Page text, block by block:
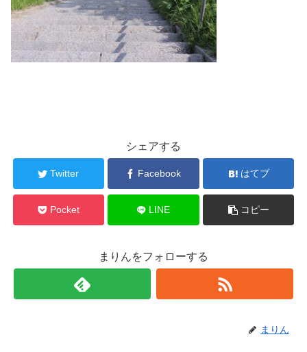
シェアする
Twitter Facebook はてブ
Pocket LINE コピー
まりんをフォローする
まりん